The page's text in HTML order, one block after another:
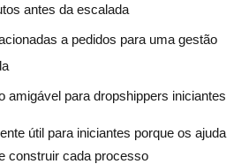
antes da escalada
a pedidos para uma gestão
amigável para dropshippers iniciantes
útil para iniciantes porque os ajuda
construir cada processo